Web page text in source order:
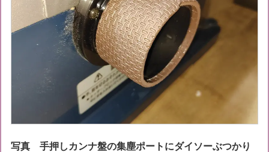
写真 手押しカンナ盤の集塵ポートにダイソーぶつかり